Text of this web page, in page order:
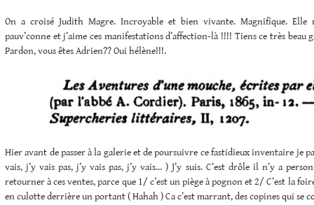
On a croisé Judith Magre. Incroyable et bien vivante. Magnifique. Elle
pauv’conne et j’aime ces manifestations d’affection-là !!!! Tiens ce très beau
Pardon, vous êtes Adrien?? Oui hélène!!!.
Hier avant de passer à la galerie et de poursuivre ce fastidieux inventaire je
vais, j’y vais pas, j’y vais pas, j’y vais… ) J’y suis. C’est drôle il n’y a
retourner à ces ventes, parce que 1/ c’est un piège à pognon et 2/ C’est la
en culotte derrière un portant ( Hahah ) Ca c’est marrant, des copines qui se